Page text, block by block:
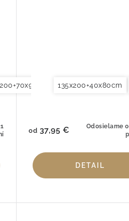
Obliečky na
135x200+80x80cm
135x200+40x80cm
Odosielame
od 37,95 €
DETAIL